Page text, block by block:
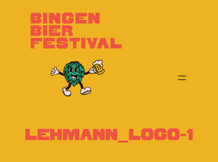
Inhalt
springen
Lehmann_Logo-1